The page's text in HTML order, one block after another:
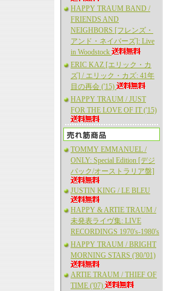
HAPPY TRAUM BAND /
FRIENDS AND
NEIGHBORS [フレンズ・
アンド・ネイバーズ]: Live
in Woodstock
ERIC KAZ [エリック・カ
ズ] / エリック・カズ: 41年
目の再会 ('15)
HAPPY TRAUM / JUST
FOR THE LOVE OF IT ('15)
TOMMY EMMANUEL /
ONLY: Special Edition [デジ
パック/オーストラリア盤]
JUSTIN KING / LE BLEU
HAPPY & ARTIE TRAUM /
未発表ライヴ集: LIVE
RECORDINGS 1970's-1980's
HAPPY TRAUM / BRIGHT
MORNING STARS ('80/'01)
ARTIE TRAUM / THIEF OF
TIME ('07)